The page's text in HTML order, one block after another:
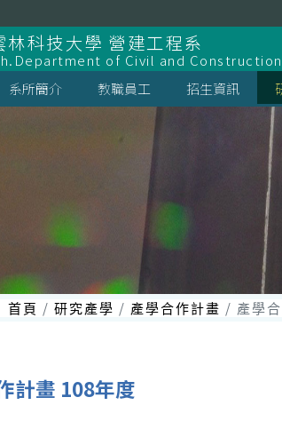
林科技大學 營建工程系
of Civil and
系所簡介 教職員工 招生資訊
首頁 研究產學 產學合作計畫 產學
計畫 108年度